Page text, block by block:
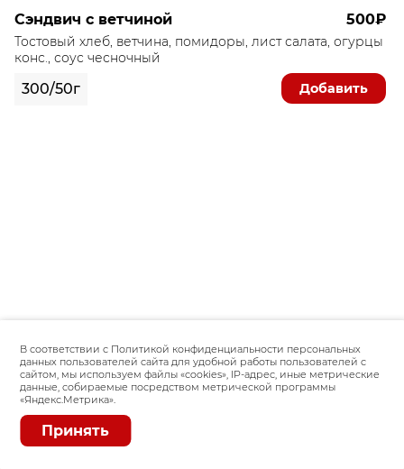
Сэндвич с ветчиной 500₽
Тостовый хлеб, ветчина, помидоры, лист салата, огурцы
конс., соус чесночный
300/50г Добавить
В соответствии с Политикой конфиденциальности персональных
данных пользователей сайта для удобной работы пользователей с
сайтом, мы используем файлы «сookies», IP-адрес, иные метрические
данные, собираемые посредством метрической программы
«Яндекс.Метрика».
Принять